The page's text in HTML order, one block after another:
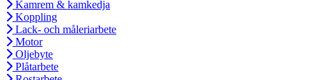
Kamrem & kamkedja
Koppling
Lack- och måleriarbete
Motor
Oljebyte
Plåtarbete